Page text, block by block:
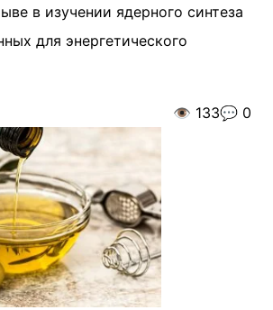
в изучении ядерного синтеза
для энергетического
👁️ 133💬 0